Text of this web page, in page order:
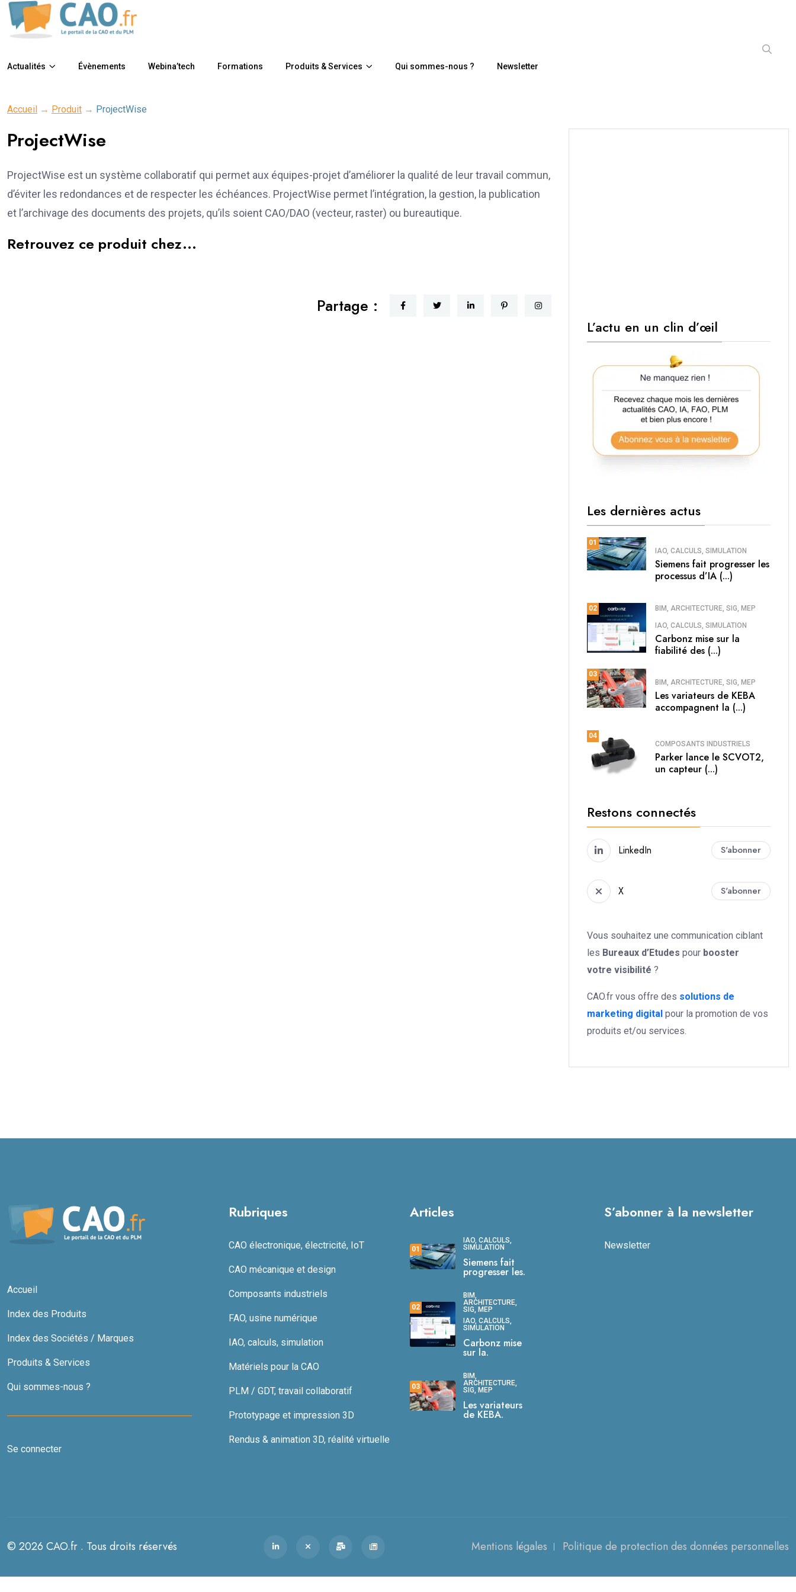
Actualités Évènements Webina’tech Formations Produits & Services Qui sommes-nous ? Newsletter
Accueil → Produit → ProjectWise
ProjectWise
ProjectWise est un système collaboratif qui permet aux équipes-projet d’améliorer la qualité de leur travail commun,
d’éviter les redondances et de respecter les échéances. ProjectWise permet l’intégration, la gestion, la publication
et l’archivage des documents des projets, qu’ils soient CAO/DAO (vecteur, raster) ou bureautique.
Retrouvez ce produit chez...
Partage :
L’actu en un clin d’œil
Les dernières actus
01
IAO, CALCULS, SIMULATION
Siemens fait progresser les
processus d’IA (...)
02 BIM, ARCHITECTURE, SIG, MEP
IAO, CALCULS, SIMULATION
Carbonz mise sur la
fiabilité des (...)
03
BIM, ARCHITECTURE, SIG, MEP
Les variateurs de KEBA
accompagnent la (...)
04
COMPOSANTS INDUSTRIELS
Parker lance le SCVOT2,
un capteur (...)
Restons connectés
LinkedIn S'abonner
X S'abonner
Vous souhaitez une communication ciblant
les Bureaux d’Etudes pour booster
votre visibilité ?
CAO.fr vous offre des solutions de
marketing digital pour la promotion de vos
produits et/ou services.
Accueil
Index des Produits
Index des Sociétés / Marques
Produits & Services
Qui sommes-nous ?
Se connecter
Rubriques
CAO électronique, électricité, IoT
CAO mécanique et design
Composants industriels
FAO, usine numérique
IAO, calculs, simulation
Matériels pour la CAO
PLM / GDT, travail collaboratif
Prototypage et impression 3D
Rendus & animation 3D, réalité virtuelle
Articles
01
IAO, CALCULS,
SIMULATION
Siemens fait
progresser les.
02
BIM,
ARCHITECTURE,
SIG, MEP
IAO, CALCULS,
SIMULATION
Carbonz mise
sur la.
03
BIM,
ARCHITECTURE,
SIG, MEP
Les variateurs
de KEBA.
S’abonner à la newsletter
Newsletter
© 2026 CAO.fr . Tous droits réservés Mentions légales Politique de protection des données personnelles